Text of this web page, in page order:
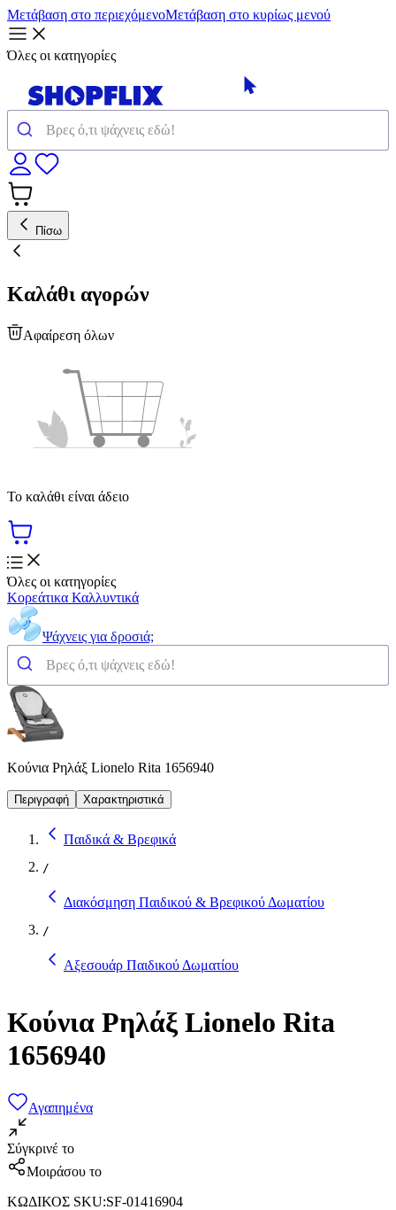
Μετάβαση στο περιεχόμενοΜετάβαση στο κυρίως μενού
Όλες οι κατηγορίες
Πίσω
Καλάθι αγορών
Αφαίρεση όλων
Το καλάθι είναι άδειο
Όλες οι κατηγορίες
Κορεάτικα Καλλυντικά
Ψάχνεις για δροσιά;
Κούνια Ρηλάξ Lionelo Rita 1656940
Περιγραφή Χαρακτηριστικά
Παιδικά & Βρεφικά
/
Διακόσμηση Παιδικού & Βρεφικού Δωματίου
/
Αξεσουάρ Παιδικού Δωματίου
Κούνια Ρηλάξ Lionelo Rita
1656940
Αγαπημένα
Σύγκρινέ το
Μοιράσου το
ΚΩΔΙΚΟΣ SKU:SF-01416904